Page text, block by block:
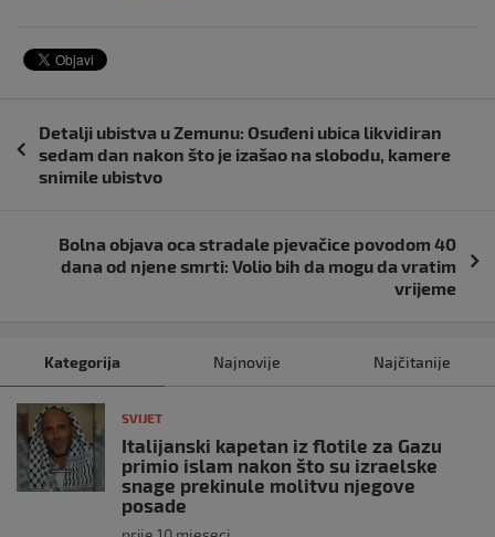
objava
Detalji ubistva u Zemunu: Osuđeni ubica likvidiran
sedam dan nakon što je izašao na slobodu, kamere
snimile ubistvo
Bolna objava oca stradale pjevačice povodom 40
dana od njene smrti: Volio bih da mogu da vratim
vrijeme
Kategorija Najnovije Najčitanije
SVIJET
Italijanski kapetan iz flotile za Gazu
primio islam nakon što su izraelske
snage prekinule molitvu njegove
posade